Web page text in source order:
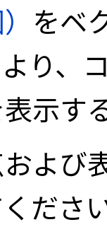
をベ
り、
示す
よび
ださ